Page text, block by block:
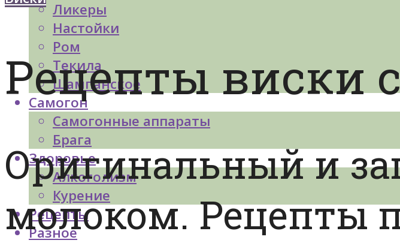
Ликеры
Настойки
Ром
Текила
Шампанское
Самогон
Самогонные аппараты
Брага
Здоровье
Алкоголизм
Курение
Рецепты
Разное
Рецепты виски
Оригинальный и
молоком. Рецепты